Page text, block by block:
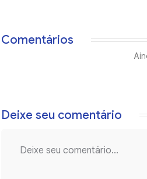
Comentários
Deixe seu comentário